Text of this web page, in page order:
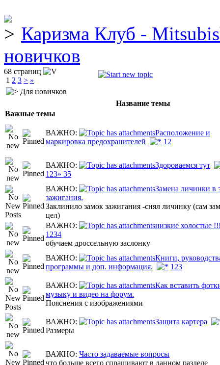
Каризма Клуб -
новичков
68 страниц
1 2 3 > »
Для новичков
Название темы
Важные темы
ВАЖНО:
Расположение и
маркировка предохранителей
1 2
ВАЖНО:
Здороваемся тут
1 23» 35
ВАЖНО:
Замена личинки в
зажигания.
Заклинило замок зажигания -снял личинку (сам
цел)
ВАЖНО:
низкие холостые
1 234
обучаем дроссельную заслонку
ВАЖНО:
Книги,
программы и доп. информация.
1 23
ВАЖНО:
Как вставить
музыку и видео на форум.
Пояснения с изображениями
ВАЖНО:
Защита картера
Размеры
ВАЖНО: Часто задаваемые вопросы
что больше всего спрашивают в данном разделе